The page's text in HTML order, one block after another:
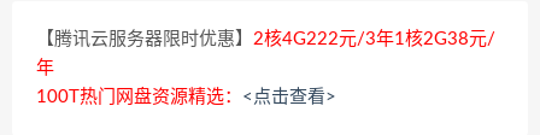
【腾讯云服务器限时优惠】 2核4G222元/3年1核2G38元/
年
100T热门网盘资源精选： <点击查看>